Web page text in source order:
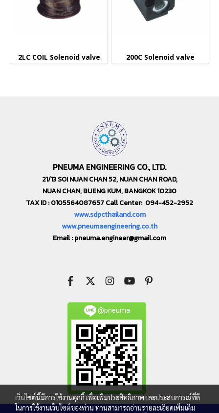
2LC COIL Solenoid valve 200C Solenoid valve
PNEUMA ENGINEERING CO., LTD.
21/13 SOI NUAN CHAN 52, NUAN CHAN ROAD,
NUAN CHAN, BUENG KUM, BANGKOK 10230
TAX ID : 0105564087657 Call Center: 094-452-2952
www.sdpcthailand.com
www.pneumaengineering.co.th
Email :pneuma.engineer@gmail.com
@pneuma
เว็บไซต์นี้มีการใช้งานคุกกี้ เพื่อเพิ่มประสิทธิภาพและประสบการณ์ที่ดี
ในการใช้งานเว็บไซต์ของท่าน ท่านสามารถอ่านรายละเอียดเพิ่มเติม